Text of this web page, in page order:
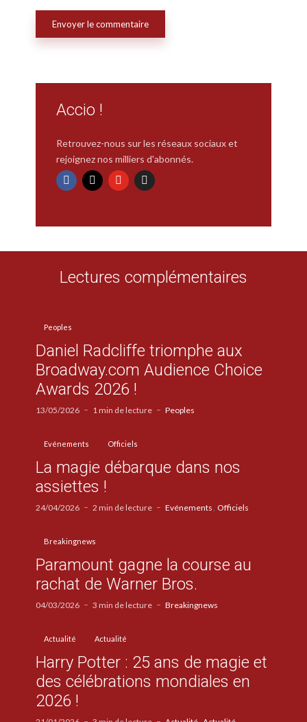
Accio !
Retrouvez-nous sur les réseaux sociaux et
rejoignez nos milliers d'abonnés.
Lectures complémentaires
Peoples
Daniel Radcliffe triomphe aux
Broadway.com Audience Choice
Awards 2026 !
13/05/2026 1 min de lecture Peoples
Evénements Officiels
La magie débarque dans nos
assiettes !
24/04/2026 2 min de lecture Evénements Officiels
Breakingnews
Paramount gagne la course au
rachat de Warner Bros.
04/03/2026 3 min de lecture Breakingnews
Actualité Actualité
Harry Potter : 25 ans de magie et
des célébrations mondiales en
2026 !